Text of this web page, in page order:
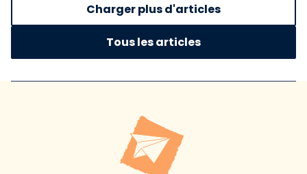
Charger plus d'articles
Tous les articles